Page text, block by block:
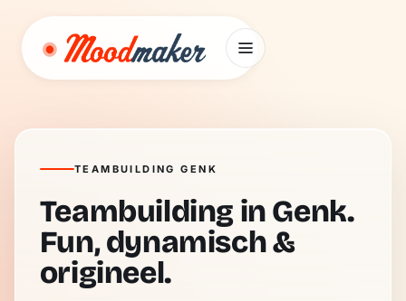
TEAMBUILDING GENK
Teambuilding in Genk.
Fun, dynamisch &
origineel.